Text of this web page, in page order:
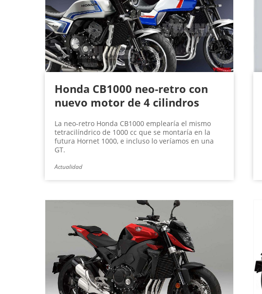
Honda CB1000 neo-retro con
nuevo motor de 4 cilindros
La neo-retro Honda CB1000 emplearía el mismo
tetracilíndrico de 1000 cc que se montaría en la
futura Hornet 1000, e incluso lo veríamos en una
GT.
Actualidad